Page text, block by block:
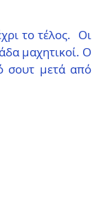
το τέλος.  Οι
μαχητικοί. Ο
σουτ μετά από